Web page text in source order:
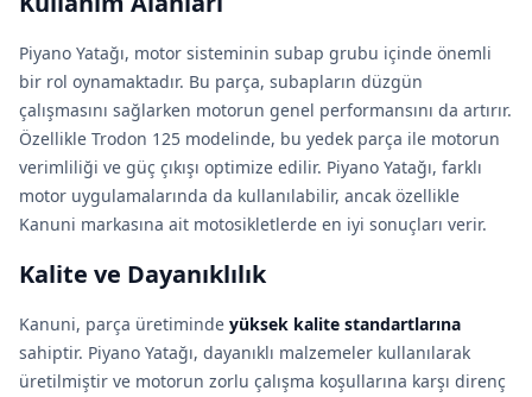
Piyano Yatağı, motor sisteminin subap grubu içinde önemli
bir rol oynamaktadır. Bu parça, subapların düzgün
çalışmasını sağlarken motorun genel performansını da artırır.
Özellikle Trodon 125 modelinde, bu yedek parça ile motorun
verimliliği ve güç çıkışı optimize edilir. Piyano Yatağı, farklı
motor uygulamalarında da kullanılabilir, ancak özellikle
Kanuni markasına ait motosikletlerde en iyi sonuçları verir.
Kalite ve Dayanıklılık
Kanuni, parça üretiminde yüksek kalite standartlarına
sahiptir. Piyano Yatağı, dayanıklı malzemeler kullanılarak
üretilmiştir ve motorun zorlu çalışma koşullarına karşı direnç